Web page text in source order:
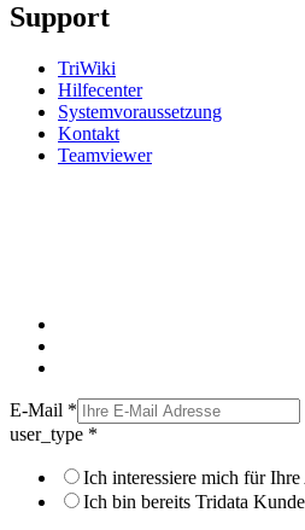
Support
TriWiki
Hilfecenter
Systemvoraussetzung
Kontakt
Teamviewer
E-Mail *
user_type *
Ich interessiere mich für Ihre
Ich bin bereits Tridata Kunde